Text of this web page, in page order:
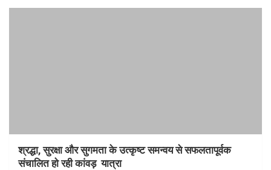
श्रद्धा, सुरक्षा और सुगमता के उत्कृष्ट समन्वय से सफलतापूर्वक
संचालित हो रही कांवड़ यात्रा